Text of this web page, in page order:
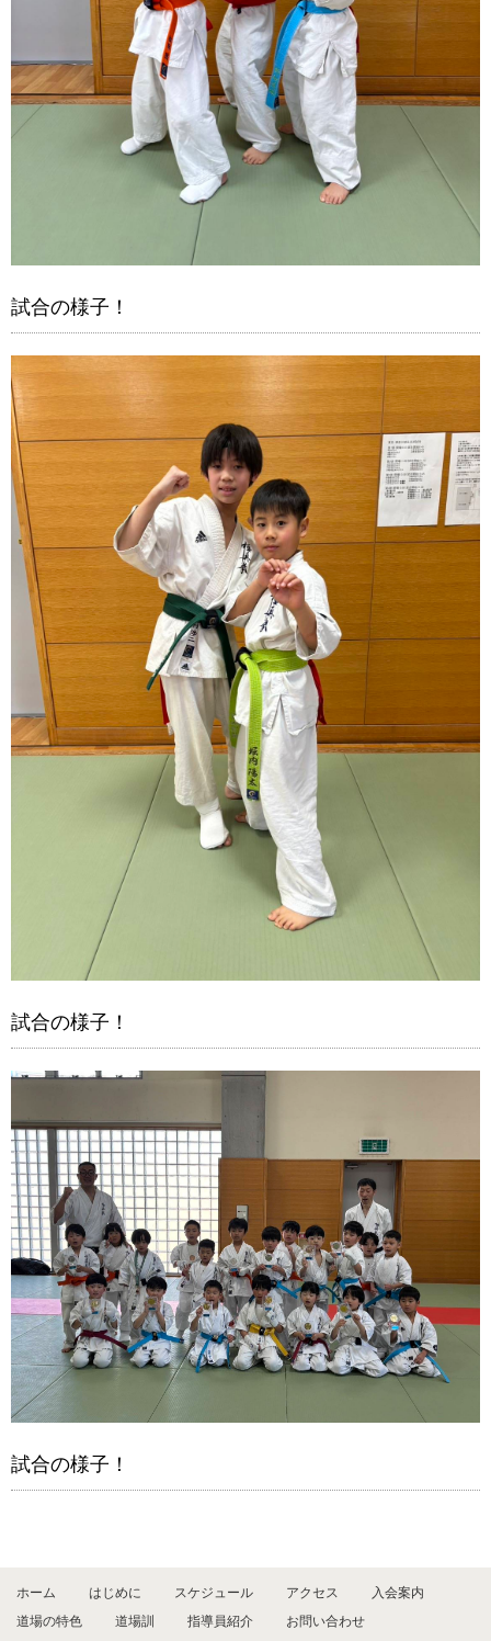
試合の様子！
試合の様子！
試合の様子！
ホーム はじめに スケジュール アクセス
入会案内
道場の特色
道場訓 指導員紹介 お問い合わせ